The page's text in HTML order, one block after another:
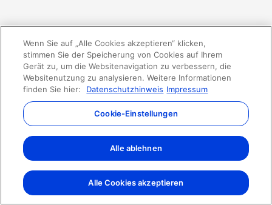
Wenn Sie auf „Alle Cookies akzeptieren“ klicken,
stimmen Sie der Speicherung von Cookies auf Ihrem
Gerät zu, um die Websitenavigation zu verbessern, die
Websitenutzung zu analysieren. Weitere Informationen
finden Sie hier:
Datenschutzhinweis Impressum
Cookie-Einstellungen
Alle ablehnen
Alle Cookies akzeptieren